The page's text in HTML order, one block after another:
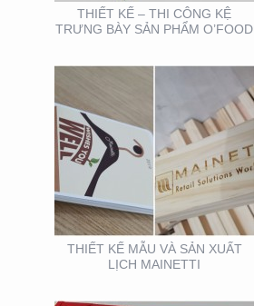
THIẾT KẾ – THI CÔNG KỆ
TRƯNG BÀY SẢN PHẨM O’FOOD
THIẾT KẾ MẪU VÀ SẢN XUẤT
LỊCH MAINETTI
BOOTH TRIỂN LÃM
CITIGYM ( TẠI HỘI CHỢ
EXPO_NOVOLAND)